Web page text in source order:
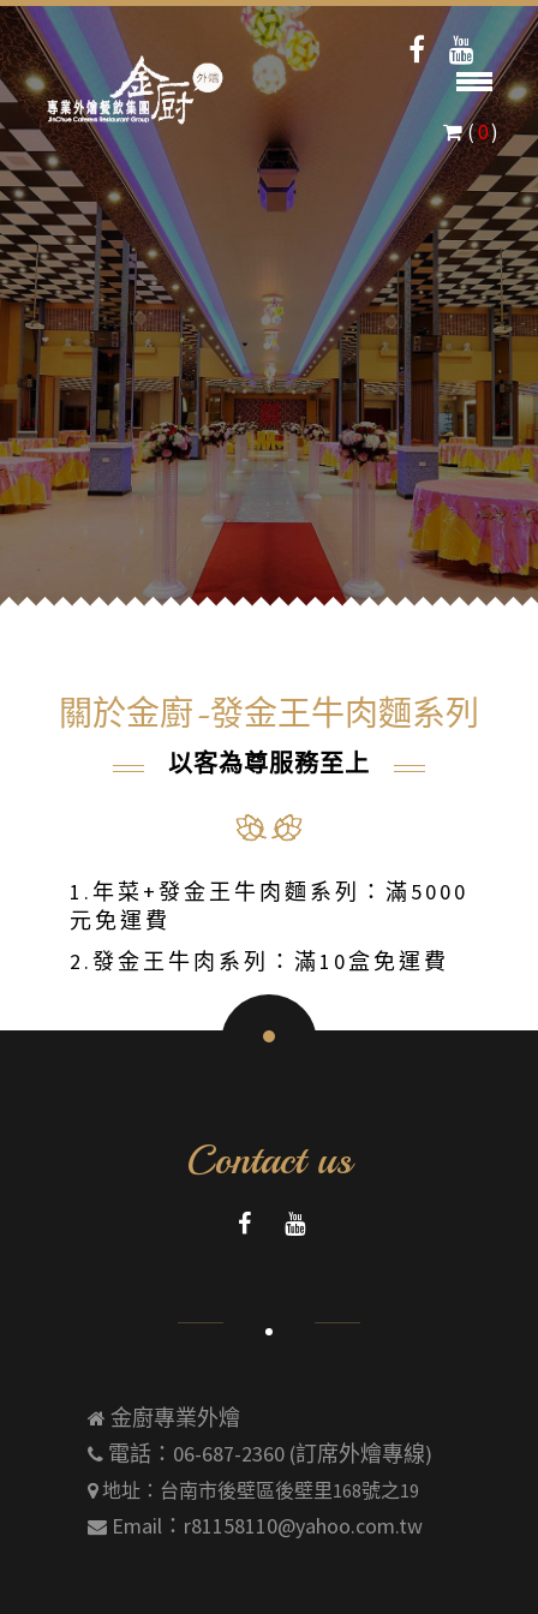
(0)
關於金廚-發金王牛肉麵系列
以客為尊服務至上
1.年菜+發金王牛肉麵系列：滿5000
元免運費
2.發金王牛肉系列： 滿10盒免運費
Contact us
金廚專業外燴
電話：06-687-2360(訂席外燴專線)
地址：台南市後壁區後壁里168號之19
Email： r81158110@yahoo.com.tw